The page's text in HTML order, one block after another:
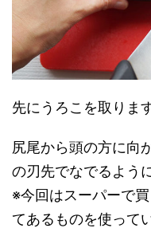
先にうろこを取ります
尻尾から頭の方に向
の刃先でなでるよう
※今回はスーパーで
てあるものを使って